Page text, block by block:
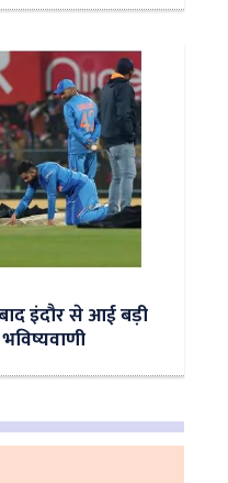
इंदौर से आई बड़ी